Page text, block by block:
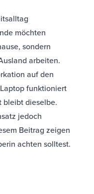
möchten
sondern
arbeiten.
auf den
funktioniert
bleibt dieselbe.
jedoch
Beitrag zeigen
achten solltest.